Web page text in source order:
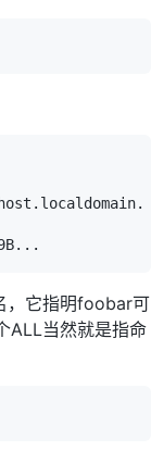
..
，它指明foobar可
ALL当然就是指命